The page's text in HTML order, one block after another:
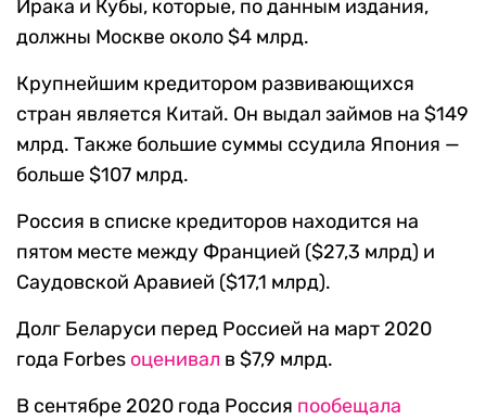
Ирака и Кубы, которые, по данным издания,
должны Москве около $4 млрд.
Крупнейшим кредитором развивающихся
стран является Китай. Он выдал займов на $149
млрд. Также большие суммы ссудила Япония —
больше $107 млрд.
Россия в списке кредиторов находится на
пятом месте между Францией ($27,3 млрд) и
Саудовской Аравией ($17,1 млрд).
Долг Беларуси перед Россией на март 2020
года Forbes оценивал в $7,9 млрд.
В сентябре 2020 года Россия пообещала